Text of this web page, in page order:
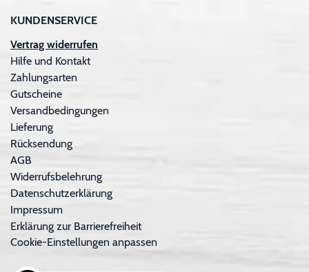
KUNDENSERVICE
Vertrag widerrufen
Hilfe und Kontakt
Zahlungsarten
Gutscheine
Versandbedingungen
Lieferung
Rücksendung
AGB
Widerrufsbelehrung
Datenschutzerklärung
Impressum
Erklärung zur Barrierefreiheit
Cookie-Einstellungen anpassen